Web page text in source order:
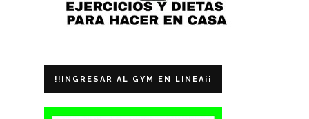
!!INGRESAR AL GYM EN LINEA¡¡